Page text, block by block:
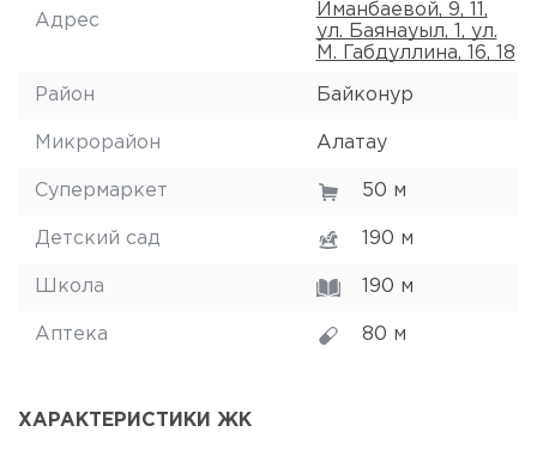
Адрес
Иманбаевой, 9, 11,
ул. Баянауыл, 1, ул.
М. Габдуллина, 16, 18
Район Байконур
Микрорайон Алатау
Супермаркет 50 м
Детский сад 190 м
Школа 190 м
Аптека 80 м
ХАРАКТЕРИСТИКИ ЖК